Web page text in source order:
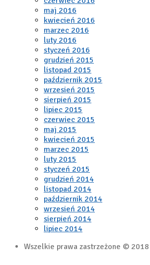
maj 2016
kwiecień 2016
marzec 2016
luty 2016
styczeń 2016
grudzień 2015
listopad 2015
październik 2015
wrzesień 2015
sierpień 2015
lipiec 2015
czerwiec 2015
maj 2015
kwiecień 2015
marzec 2015
luty 2015
styczeń 2015
grudzień 2014
listopad 2014
październik 2014
wrzesień 2014
sierpień 2014
lipiec 2014
Wszelkie prawa zastrzeżone © 2018